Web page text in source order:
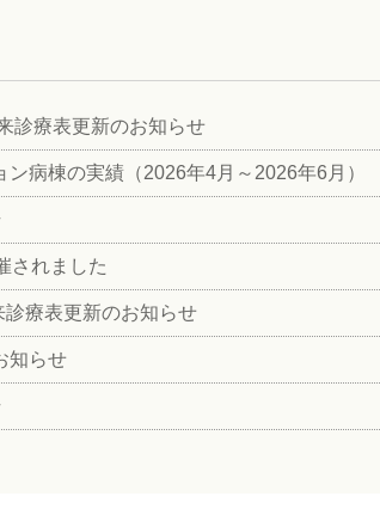
診療表更新のお知らせ
病棟の実績（2026年4月～2026年6月）
されました
療表更新のお知らせ
知らせ